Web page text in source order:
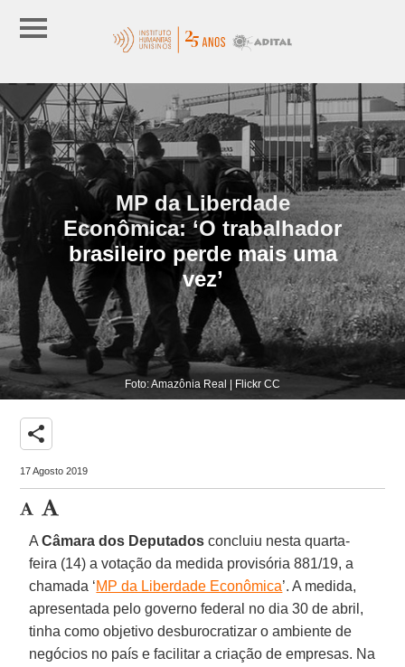
MP da Liberdade
Econômica: ‘O trabalhador
brasileiro perde mais uma
vez’
Foto: Amazônia Real | Flickr CC
share
17 Agosto 2019
ACâmara dos Deputados concluiu nesta quarta-
feira (14) a votação da medida provisória 881/19, a
chamada ‘MP da Liberdade Econômica’. A medida,
apresentada pelo governo federal no dia 30 de abril,
tinha como objetivo desburocratizar o ambiente de
negócios no país e facilitar a criação de empresas. Na